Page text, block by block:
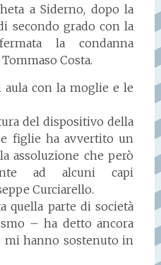
a Siderno, dopo la
secondo grado con la
la condanna
Costa.
aula con la moglie e le
del dispositivo della
figlie ha avvertito un
assoluzione che però
ad alcuni capi
Curciarello.
quella parte di società
– ha detto ancora
mi hanno sostenuto in